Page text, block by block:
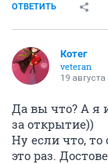
ОТВЕТИТЬ
Котег
veteran
19 августа
Да вы что? А я
за открытие))
Ну если что,
это раз.